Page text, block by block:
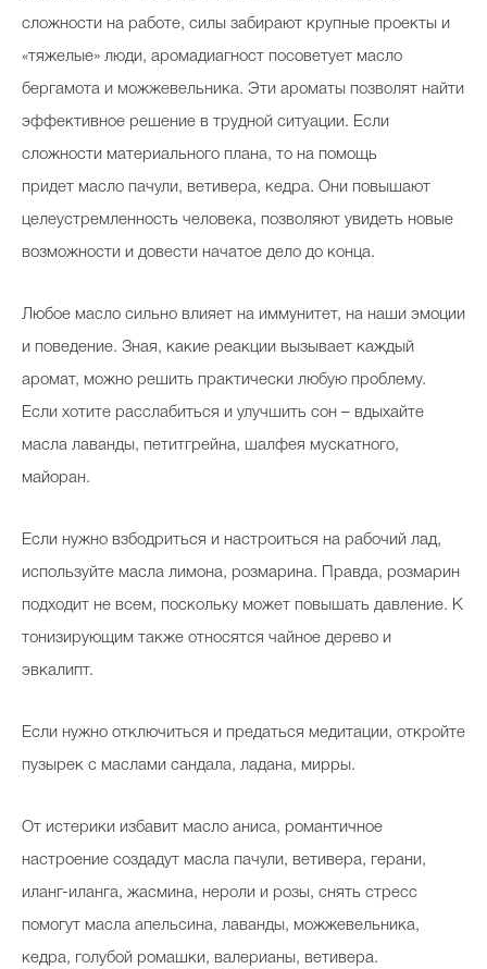
сложности на работе, силы забирают крупные проекты и
«тяжелые» люди, аромадиагност посоветует масло
бергамота и можжевельника. Эти ароматы позволят найти
эффективное решение в трудной ситуации. Если
сложности материального плана, то на помощь
придет масло пачули, ветивера, кедра. Они повышают
целеустремленность человека, позволяют увидеть новые
возможности и довести начатое дело до конца.
Любое масло сильно влияет на иммунитет, на наши эмоции
и поведение. Зная, какие реакции вызывает каждый
аромат, можно решить практически любую проблему.
Если хотите расслабиться и улучшить сон – вдыхайте
масла лаванды, петитгрейна, шалфея мускатного,
майоран.
Если нужно взбодриться и настроиться на рабочий лад,
используйте масла лимона, розмарина. Правда, розмарин
подходит не всем, поскольку может повышать давление. К
тонизирующим также относятся чайное дерево и
эвкалипт.
Если нужно отключиться и предаться медитации, откройте
пузырек с маслами сандала, ладана, мирры.
От истерики избавит масло аниса, романтичное
настроение создадут масла пачули, ветивера, герани,
иланг-иланга, жасмина, нероли и розы, снять стресс
помогут масла апельсина, лаванды, можжевельника,
кедра, голубой ромашки, валерианы, ветивера.